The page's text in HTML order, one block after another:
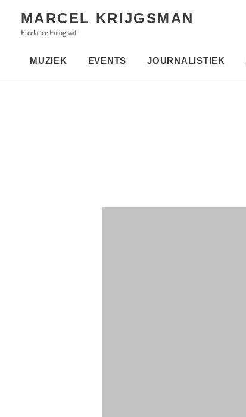
content
MARCEL KRIJGSMAN
Freelance Fotograaf
MUZIEK EVENTS JOURNALISTIEK